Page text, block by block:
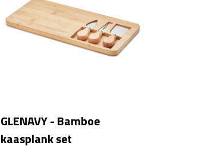
GLENAVY - Bamboe
kaasplank set